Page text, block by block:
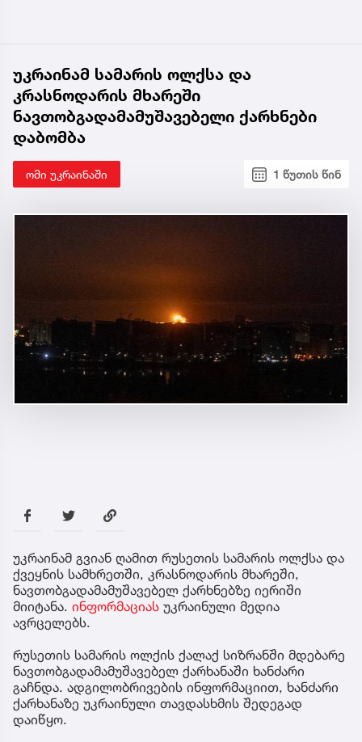
უკრაინამ სამარის ოლქსა და
კრასნოდარის მხარეში
ნავთობგადამამუშავებელი ქარხნები
დაბომბა
ომი უკრაინაში 1 წუთის წინ
უკრაინამ გვიან ღამით რუსეთის სამარის ოლქსა და
ქვეყნის სამხრეთში, კრასნოდარის მხარეში,
ნავთობგადამამუშავებელ ქარხნებზე იერიში
მიიტანა. ინფორმაციას უკრაინული მედია
ავრცელებს.
რუსეთის სამარის ოლქის ქალაქ სიზრანში მდებარე
ნავთობგადამამუშავებელ ქარხანაში ხანძარი
გაჩნდა. ადგილობრივების ინფორმაციით, ხანძარი
ქარხანაზე უკრაინული თავდასხმის შედეგად
დაიწყო.